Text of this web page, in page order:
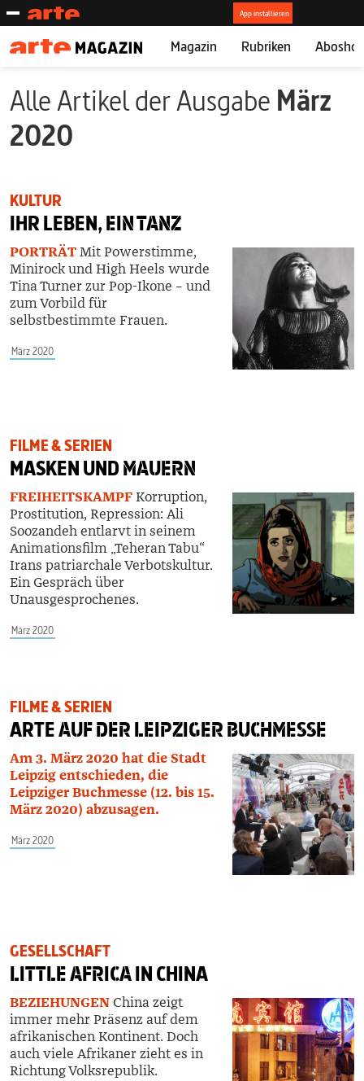
Magazin Rubriken
Alle Artikel der Ausgabe März
2020
KULTUR
IHR LEBEN,EIN TANZ
PORTRÄTMit Powerstimme,
Minirock und High Heels wurde
Tina Turner zur Pop-Ikone – und
zum Vorbild für
selbstbestimmte Frauen.
März 2020
FILME & SERIEN
MASKEN UNDMAUERN
FREIHEITSKAMPFKorruption,
Prostitution, Repression: Ali
Soozandeh entlarvtin seinem
Animationsfilm „TeheranTabu“
Irans patriarchale Verbotskultur.
Ein Gespräch über
Unausgesprochenes.
März 2020
FILME & SERIEN
ARTEAUF DER LEIPZIGER BUCHMESSE
Am 3. März 2020 hat die Stadt
Leipzig entschieden, die
Leipziger Buchmesse (12. bis 15.
März 2020) abzusagen.
März 2020
GESELLSCHAFT
LITTLE AFRICAIN CHINA
BEZIEHUNGENChina zeigt
immermehr Präsenz auf dem
afrikanischen Kontinent. Doch
auch viele Afrikaner zieht es in
Richtung Volksrepublik.